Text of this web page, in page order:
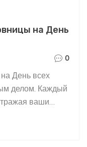
на День
0
День всех
делом. Каждый
ваши
идеи, от